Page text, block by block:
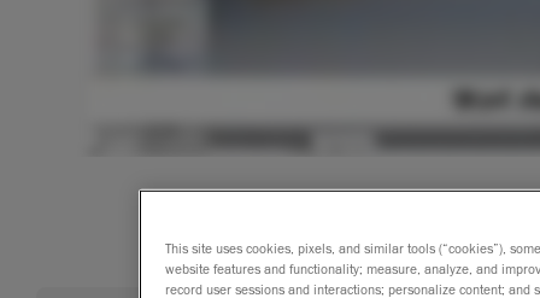
This site uses cookies, pixels, and similar tools (“cookies”),
website features and functionality; measure, analyze, and
record user sessions and interactions; personalize content;